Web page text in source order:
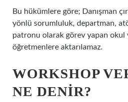
Bu hükümlere göre; Danışman
yönlü sorumluluk, departman,
patronu olarak görev yapan
öğretmenlere aktarılamaz.
WORKSHOP
NE DENIR?